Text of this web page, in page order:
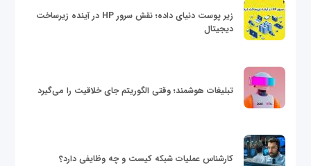
زیر پوست دنیای داده؛ نقش سرور HP در آینده زیرساخت
دیجیتال
تبلیغات هوشمند؛ وقتی الگوریتم جای خلاقیت را می‌گیرد
کارشناس عملیات شبکه کیست و چه وظایفی دارد؟